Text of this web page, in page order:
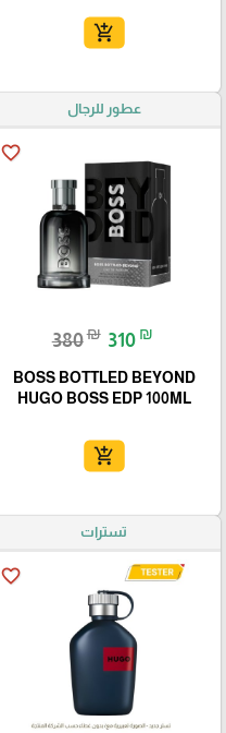
add_shopping_cart
عطور للرجال
favorite_border
380₪ 310 ₪
BOSS BOTTLED BEYOND
HUGO BOSS EDP 100ML
add_shopping_cart
تسترات
favorite_border